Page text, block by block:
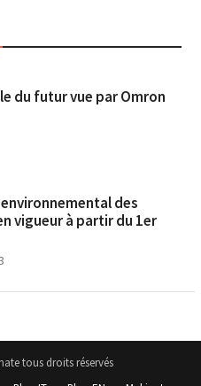
du futur vue par Omron
des
vigueur à partir du 1er
tous droits réservés